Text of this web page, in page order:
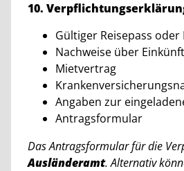
10.
Gültiger Reisepass
Nachweise über
Mietvertrag
Angaben zur
Antragsformular
Das Antragsformular für die
Ausländeramt. Alternativ